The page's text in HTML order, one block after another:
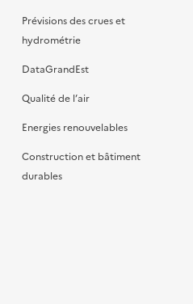
Prévisions des crues et
hydrométrie
DataGrandEst
Qualité de l’air
Energies renouvelables
Construction et bâtiment
durables